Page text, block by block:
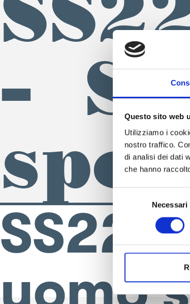
Questo sito web
Utilizziamo i
nostro traffico.
di analisi dei dati
che hanno
del
Necessari
–